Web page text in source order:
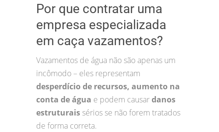
Por que contratar uma
empresa especializada
em caça vazamentos?
Vazamentos de água não são apenas um
incômodo – eles representam
desperdício de recursos, aumento na
conta de água e podem causardanos
estruturais sérios se não forem tratados
de forma correta.